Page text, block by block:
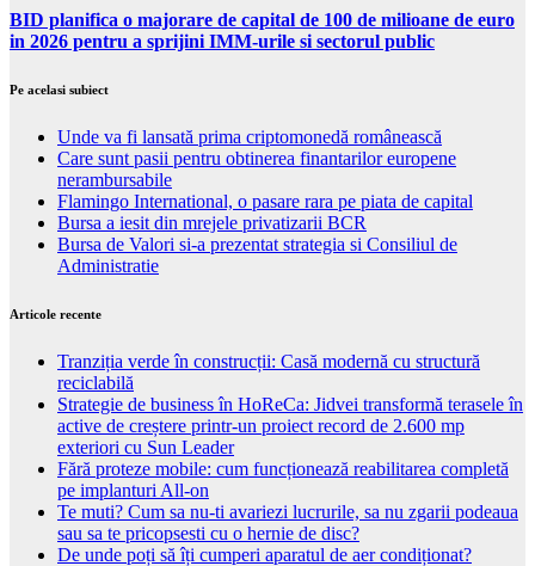
BID planifica o majorare de capital de 100 de milioane de euro
in 2026 pentru a sprijini IMM-urile si sectorul public
Pe acelasi subiect
Unde va fi lansată prima criptomonedă românească
Care sunt pasii pentru obtinerea finantarilor europene
nerambursabile
Flamingo International, o pasare rara pe piata de capital
Bursa a iesit din mrejele privatizarii BCR
Bursa de Valori si-a prezentat strategia si Consiliul de
Administratie
Articole recente
Tranziția verde în construcții: Casă modernă cu structură
reciclabilă
Strategie de business în HoReCa: Jidvei transformă terasele în
active de creștere printr-un proiect record de 2.600 mp
exteriori cu Sun Leader
Fără proteze mobile: cum funcționează reabilitarea completă
pe implanturi All-on
Te muti? Cum sa nu-ti avariezi lucrurile, sa nu zgarii podeaua
sau sa te pricopsesti cu o hernie de disc?
De unde poți să îți cumperi aparatul de aer condiționat?